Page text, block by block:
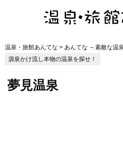
温泉・旅館あんてな > あんてな ～素敵な温
源泉かけ流し本物の温泉を探せ！
夢見温泉